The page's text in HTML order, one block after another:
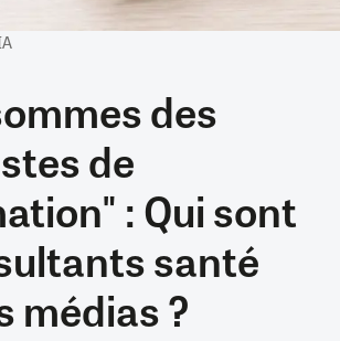
des
de
: Qui sont
santé
médias ?